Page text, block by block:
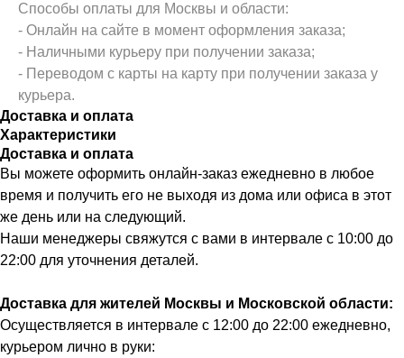
Способы оплаты для Москвы и области:
- Онлайн на сайте в момент оформления заказа;
- Наличными курьеру при получении заказа;
- Переводом с карты на карту при получении заказа у
курьера.
Доставка и оплата
Характеристики
Доставка и оплата
Вы можете оформить онлайн-заказ ежедневно в любое
время и получить его не выходя из дома или офиса в этот
же день или на следующий.
Наши менеджеры свяжутся с вами в интервале с 10:00 до
22:00 для уточнения деталей.
Доставка для жителей Москвы и Московской области:
Осуществляется в интервале с 12:00 до 22:00 ежедневно,
курьером лично в руки: